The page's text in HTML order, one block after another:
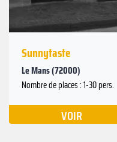
Sunnytaste
Le Mans (72000)
Nombre de places : 1-30 pers.
VOIR